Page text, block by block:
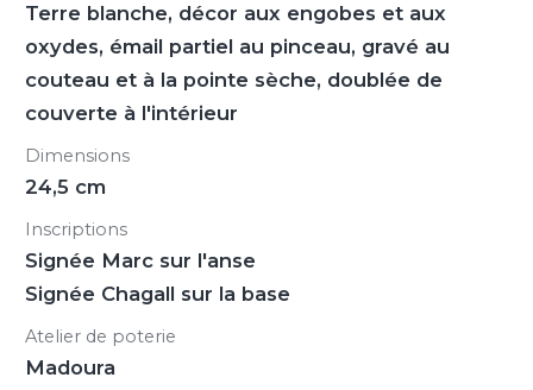
Terre blanche, décor aux engobes et aux
oxydes, émail partiel au pinceau, gravé au
couteau et à la pointe sèche, doublée de
couverte à l'intérieur
Dimensions
24,5 cm
Inscriptions
Signée Marc sur l'anse
Signée Chagall sur la base
Atelier de poterie
Madoura